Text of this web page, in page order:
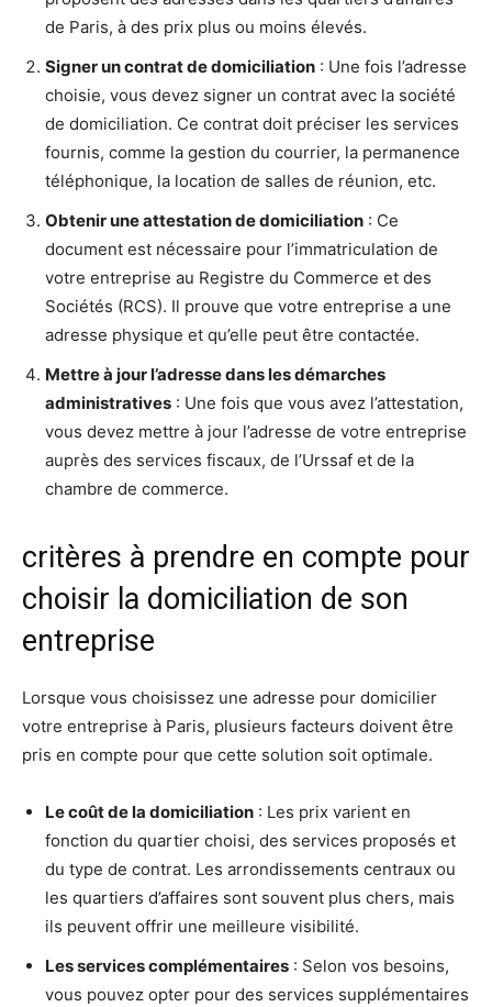
de Paris, à des prix plus ou moins élevés.
Signer un contrat de domiciliation : Une fois l’adresse
choisie, vous devez signer un contrat avec la société
de domiciliation. Ce contrat doit préciser les services
fournis, comme la gestion du courrier, la permanence
téléphonique, la location de salles de réunion, etc.
Obtenir une attestation de domiciliation : Ce
document est nécessaire pour l’immatriculation de
votre entreprise au Registre du Commerce et des
Sociétés (RCS). Il prouve que votre entreprise a une
adresse physique et qu’elle peut être contactée.
Mettre à jour l’adresse dans les démarches
administratives : Une fois que vous avez l’attestation,
vous devez mettre à jour l’adresse de votre entreprise
auprès des services fiscaux, de l’Urssaf et de la
chambre de commerce.
critères à prendre en compte pour
choisir la domiciliation de son
entreprise
Lorsque vous choisissez une adresse pour domicilier
votre entreprise à Paris, plusieurs facteurs doivent être
pris en compte pour que cette solution soit optimale.
Le coût de la domiciliation : Les prix varient en
fonction du quartier choisi, des services proposés et
du type de contrat. Les arrondissements centraux ou
les quartiers d’affaires sont souvent plus chers, mais
ils peuvent offrir une meilleure visibilité.
Les services complémentaires : Selon vos besoins,
vous pouvez opter pour des services supplémentaires